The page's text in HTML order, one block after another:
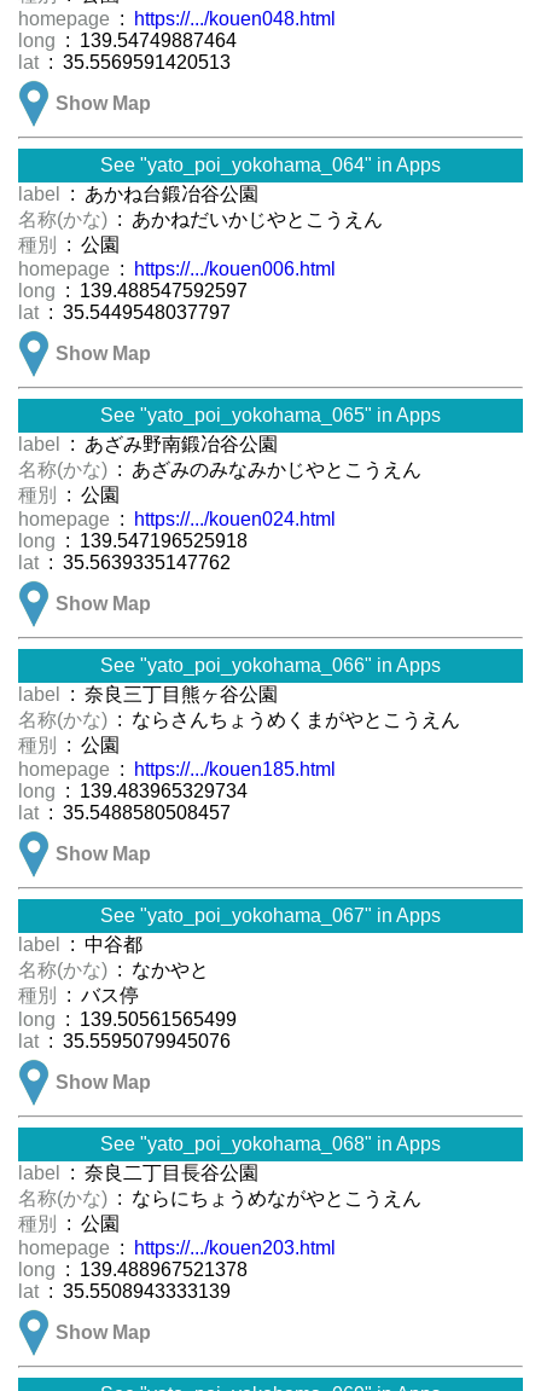
homepage :
https://.../kouen048.html
long : 139.54749887464
lat : 35.5569591420513
Show Map
See "yato_poi_yokohama_064" in Apps
label
: あかね台鍛冶谷公園
名称(かな) : あかねだいかじやとこうえん
種別
: 公園
homepage :
https://.../kouen006.html
long : 139.488547592597
lat : 35.5449548037797
Show Map
See "yato_poi_yokohama_065" in Apps
label
: あざみ野南鍛冶谷公園
名称(かな) : あざみのみなみかじやとこうえん
種別
: 公園
homepage :
https://.../kouen024.html
long : 139.547196525918
lat : 35.5639335147762
Show Map
See "yato_poi_yokohama_066" in Apps
label
: 奈良三丁目熊ヶ谷公園
名称(かな) : ならさんちょうめくまがやとこうえん
種別
: 公園
homepage :
https://.../kouen185.html
long : 139.483965329734
lat : 35.5488580508457
Show Map
See "yato_poi_yokohama_067" in Apps
label
: 中谷都
名称(かな) : なかやと
種別
: バス停
long : 139.50561565499
lat : 35.5595079945076
Show Map
See "yato_poi_yokohama_068" in Apps
label
: 奈良二丁目長谷公園
名称(かな) : ならにちょうめながやとこうえん
種別
: 公園
homepage :
https://.../kouen203.html
long : 139.488967521378
lat : 35.5508943333139
Show Map